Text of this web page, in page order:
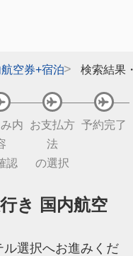
航空券+宿泊 検索結果
内
認
お支払方
法
の選択
予約完了
き 国内航空
選択へお進みくだ